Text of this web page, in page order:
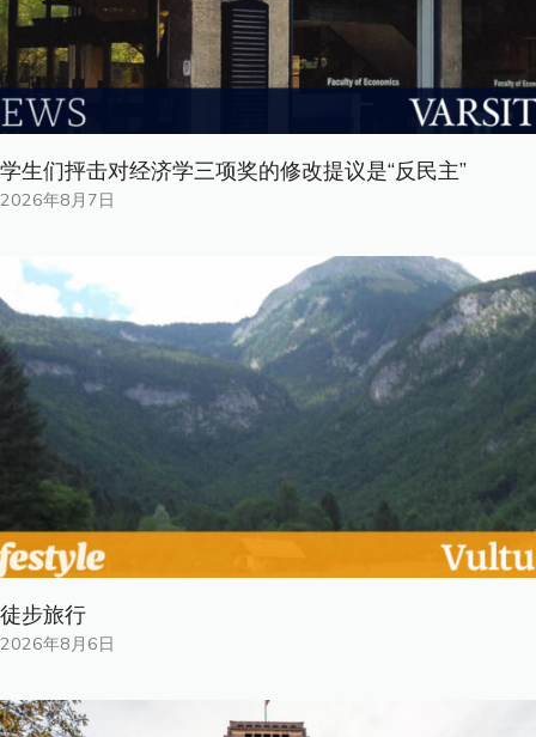
学生们抨击对经济学三项奖的修改提议是“反民主”
2026年8月7日
徒步旅行
2026年8月6日